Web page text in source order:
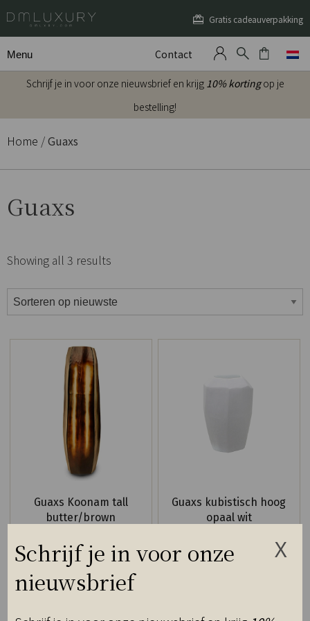
Gratis cadeauverpakking
Menu Contact
Schrijf je in voor onze nieuwsbrief en krijg 10% kortingop je
bestelling!
Schrijf je in voor onze
nieuwsbrief
Home /Guaxs
Guaxs
Showing all 3 results
Guaxs Koonam tall
butter/brown
Guaxs kubistisch hoog
opaal wit